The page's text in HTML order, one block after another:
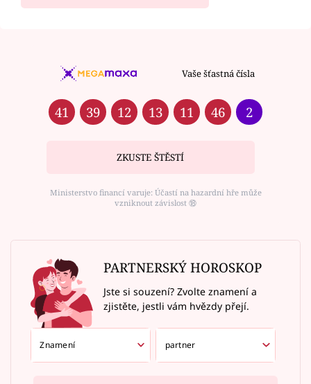
Vaše šťastná čísla
41 39 12 13 11 46 2
ZKUSTE ŠTĚSTÍ
Ministerstvo financí varuje: Účastí na hazardní hře může
vzniknout závislost ⑱
PARTNERSKÝ HOROSKOP
Jste si souzení? Zvolte znamení a
zjistěte, jestli vám hvězdy přejí.